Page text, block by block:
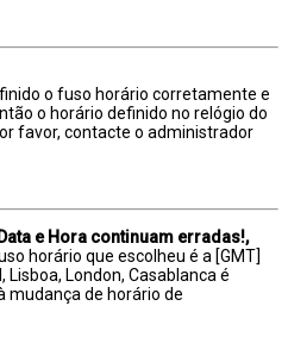
o fuso horário corretamente e
o horário definido no relógio do
favor, contacte o administrador
e Hora continuam erradas!,
horário que escolheu é a [GMT]
Lisboa, London, Casablanca é
mudança de horário de